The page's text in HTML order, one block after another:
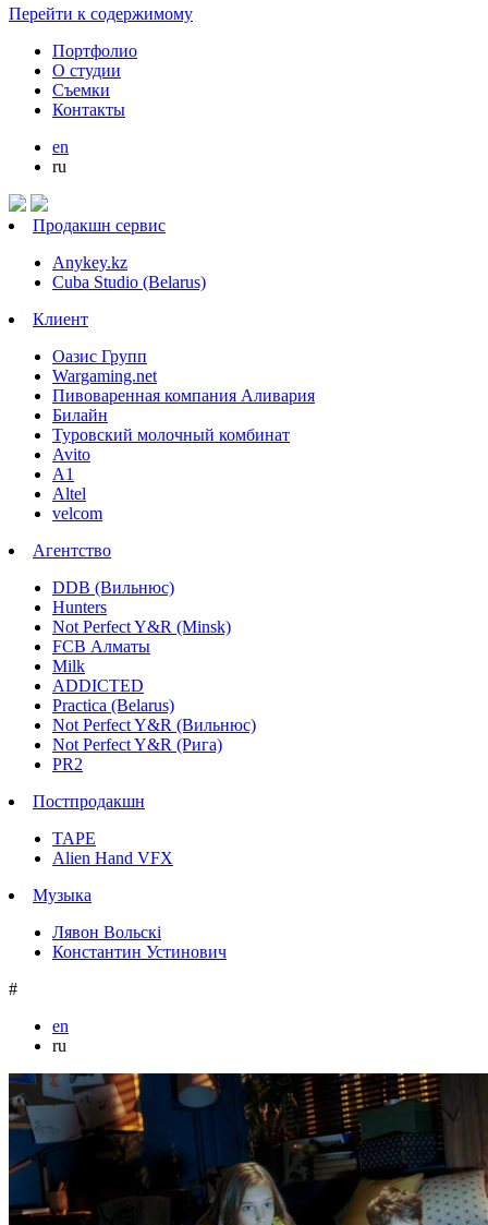
Перейти к содержимому
Портфолио
О студии
Cъемки
Контакты
en
ru
Продакшн сервис
Anykey.kz
Cuba Studio (Belarus)
Клиент
Оазис Групп
Wargaming.net
Пивоваренная компания Аливария
Билайн
Туровский молочный комбинат
Avito
А1
Altel
velcom
Агентство
DDB (Вильнюс)
Hunters
Not Perfect Y&R (Minsk)
FCB Алматы
Milk
ADDICTED
Practica (Belarus)
Not Perfect Y&R (Вильнюс)
Not Perfect Y&R (Рига)
PR2
Постпродакшн
TAPE
Alien Hand VFX
Музыка
Лявон Вольскi
Константин Устинович
#
en
ru